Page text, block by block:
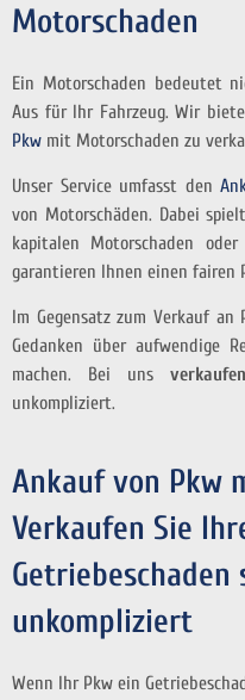
Motorschaden
Ein Motorschaden bedeutet
Aus für Ihr Fahrzeug. Wir
Pkw mit Motorschaden zu
Unser Service umfasst den
von Motorschäden. Dabei
kapitalen Motorschaden
garantieren Ihnen einen fairen
Im Gegensatz zum Verkauf
Gedanken über aufwendige
machen. Bei uns
unkompliziert.
Ankauf von Pkw
Verkaufen Sie
Getriebeschaden
unkompliziert
Wenn Ihr Pkw ein